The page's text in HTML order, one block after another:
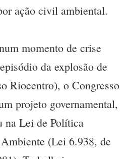
ação civil ambiental.
momento de crise
da explosão de
Riocentro), o Congresso
projeto governamental,
na Lei de Política
(Lei 6.938, de